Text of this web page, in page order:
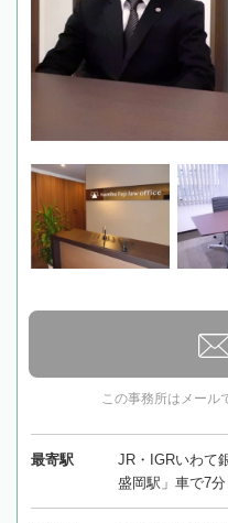
この事務所はメール
最寄駅
JR・IGRいわて
盛岡駅」車で7分